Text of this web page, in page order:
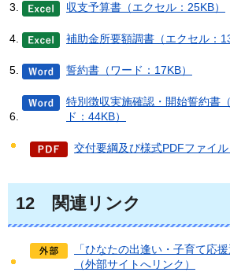
収支予算書（エクセル：25KB）
補助金所要額調書（エクセル：
誓約書（ワード：17KB）
特別徴収実施確認・開始誓約書
ド：44KB）
交付要綱及び様式PDFファイル
12 関連リンク
「ひなたの出逢い・子育て応
（外部サイトへリンク）